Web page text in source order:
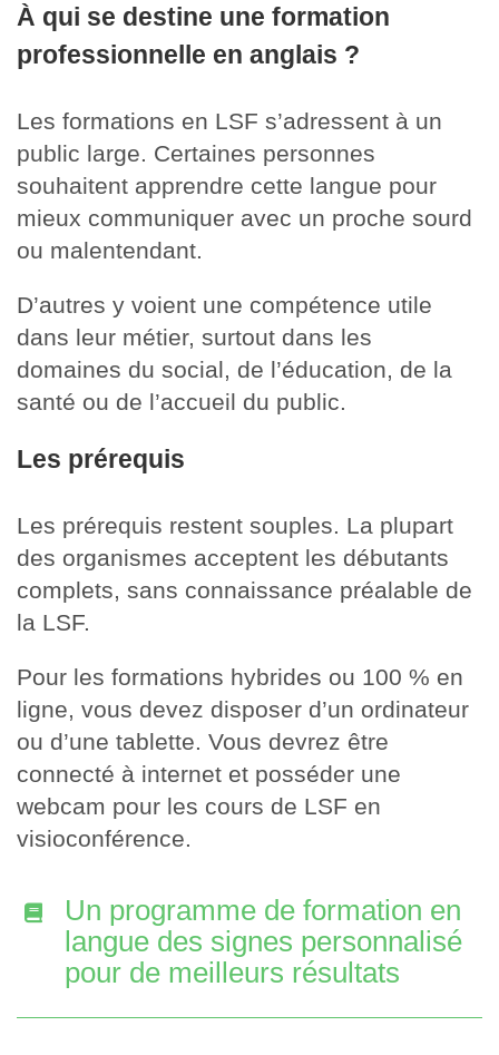
À qui se destine une formation
professionnelle en anglais ?
Les formations en LSF s’adressent à un
public large. Certaines personnes
souhaitent apprendre cette langue pour
mieux communiquer avec un proche sourd
ou malentendant.
D’autres y voient une compétence utile
dans leur métier, surtout dans les
domaines du social, de l’éducation, de la
santé ou de l’accueil du public.
Les prérequis
Les prérequis restent souples. La plupart
des organismes acceptent les débutants
complets, sans connaissance préalable de
la LSF.
Pour les formations hybrides ou 100 % en
ligne, vous devez disposer d’un ordinateur
ou d’une tablette. Vous devrez être
connecté à internet et posséder une
webcam pour les cours de LSF en
visioconférence.
Un programme de formation en
langue des signes personnalisé
pour de meilleurs résultats